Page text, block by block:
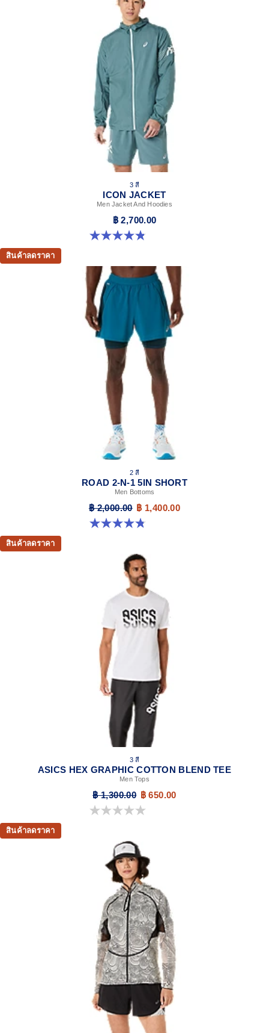
3 สี
ICON JACKET
Men Jacket And Hoodies
฿ 2,700.00
4.8 จาก 5 ดาว 19 รีวิว
สินค้าลดราคา
2 สี
ROAD 2-N-1 5IN SHORT
Men Bottoms
฿ 2,000.00 ฿ 1,400.00
4.8 จาก 5 ดาว 150 รีวิว
สินค้าลดราคา
3 สี
ASICS HEX GRAPHIC COTTON BLEND TEE
Men Tops
฿ 1,300.00 ฿ 650.00
0.0 จาก 5 ดาว
สินค้าลดราคา